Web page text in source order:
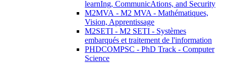
learnIng, CommunicAtions, and Security
M2MVA - M2 MVA - Mathématiques,
Vision, Apprentissage
M2SETI - M2 SETI - Systèmes
embarqués et traitement de l'information
PHDCOMPSC - PhD Track - Computer
Science